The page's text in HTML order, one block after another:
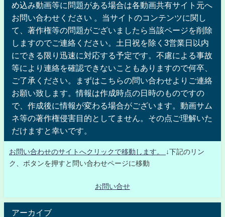
め込み動画等に問題がある場合は各動画共有サイト元へ
お問い合わせください 。当サイトのコンテンツに関し
て、著作権等の問題がございましたら当該ページを削除
しますのでご連絡ください。土日祝を除く3営業日以内
にできる限り迅速に対応する予定です。不慮による事故
等により連絡を確認できないこともありますので何卒、
ご了承ください。まずはこちらの問い合わせよりご連絡
お願い致します。情報は作成時点の日時のものですの
で、作成後に情報が変わる場合がございます。動画サム
ネ等の著作権侵害目的としてません。その点ご理解いた
だけますと幸いです。
お問い合わせのサイトへクリックで移動します。
↓下記のリン
ク、ボタンを押すと問い合わせページに移動
お問い合せ
アーカイブ